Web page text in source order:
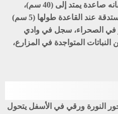
: حولي عشبي أجرد سيقانه صاعدة يمتد إلى (40 سم)،
الأوراق ضيقة أهليجية لرمحية مستدقة عند القاعدة طولها (5 سم)
نادر في الصحراء، سجل في وادي
المتواجدة في المزارع،
ومحور النورة ورقي في الأسفل يتحول